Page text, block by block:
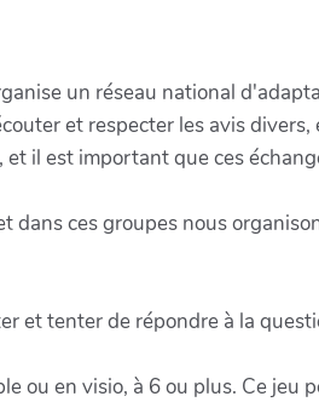
un réseau national
et respecter les avis divers,
il est important que ces
dans ces groupes nous
et tenter de répondre à la
ou en visio, à 6 ou plus. Ce jeu